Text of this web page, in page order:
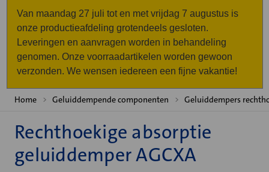
Van maandag 27 juli tot en met vrijdag 7 augustus is
onze productieafdeling grotendeels gesloten.
Leveringen en aanvragen worden in behandeling
genomen. Onze voorraadartikelen worden gewoon
verzonden. We wensen iedereen een fijne vakantie!
Home Geluiddempende componenten Geluiddempers
Rechthoekige absorptie
geluiddemper AGCXA